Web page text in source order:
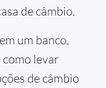
de câmbio.
um banco,
levar
de câmbio